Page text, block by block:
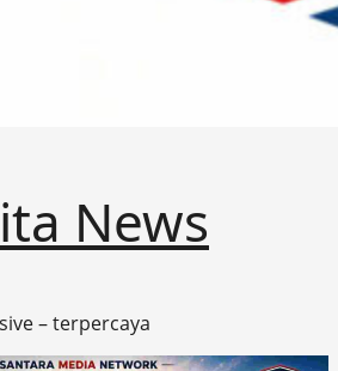
News
– terpercaya